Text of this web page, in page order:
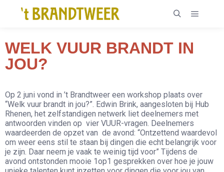
WELK VUUR BRANDT IN
JOU?
Op 2 juni vond in ’t Brandtweer een workshop plaats over
“Welk vuur brandt in jou?”. Edwin Brink, aangesloten bij Hub
Rhenen, het zelfstandigen netwerk liet deelnemers met
antwoorden vinden op vier VUUR-vragen. Deelnemers
waardeerden de opzet van de avond: “Ontzettend waardevol
om weer eens stil te staan bij dingen die echt belangrijk voor
je zijn. Daar neem je vaak te weinig tijd voor” Tijdens de
avond ontstonden mooie 1op1 gesprekken over hoe je jouw